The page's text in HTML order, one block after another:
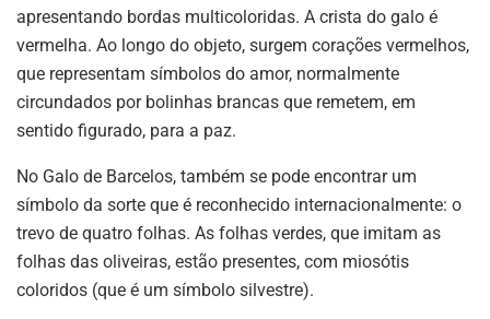
apresentando bordas multicoloridas. A crista do galo é
vermelha. Ao longo do objeto, surgem corações vermelhos,
que representam símbolos do amor, normalmente
circundados por bolinhas brancas que remetem, em
sentido figurado, para a paz.
No Galo de Barcelos, também se pode encontrar um
símbolo da sorte que é reconhecido internacionalmente: o
trevo de quatro folhas. As folhas verdes, que imitam as
folhas das oliveiras, estão presentes, com miosótis
coloridos (que é um símbolo silvestre).